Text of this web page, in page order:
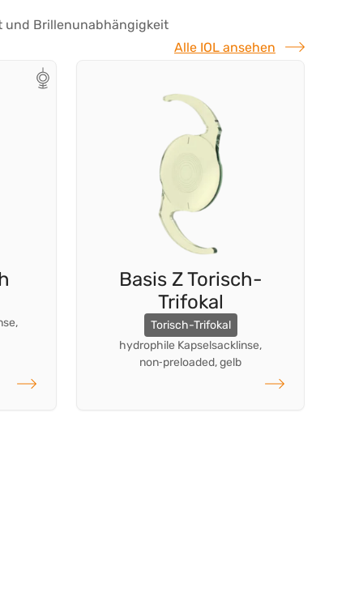
Brillenunabhängigkeit
Alle IOL ansehen
weiterlesen
Basis Z Torisch-
Trifokal
Torisch-Trifokal
hydrophile Kapselsacklinse,
non‑preloaded, gelb
weiterlesen